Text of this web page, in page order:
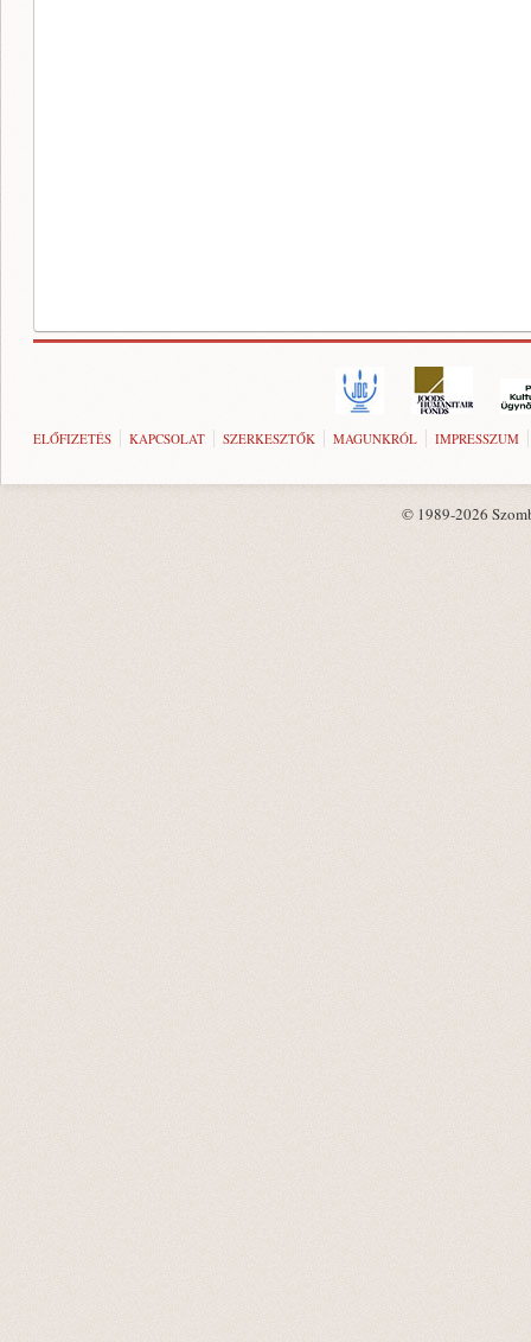
ELŐFIZETÉS KAPCSOLAT SZERKESZTŐK MAGUNKRÓL IMPRESSZUM
© 1989-2026